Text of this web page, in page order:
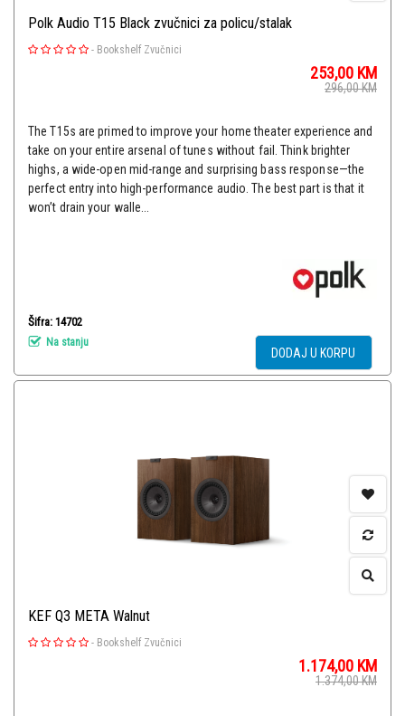
Polk Audio T15 Black zvučnici za policu/stalak
- Bookshelf Zvučnici
253,00 KM
296,00KM
The T15s are primed to improve your home theater experience and
take on your entire arsenal of tunes without fail. Think brighter
highs, a wide-open mid-range and surprising bass response—the
perfect entry into high-performance audio. The best part is that it
won’t drain your walle...
Šifra: 14702
Na stanju
DODAJ U KORPU
KEF Q3 META Walnut
- Bookshelf Zvučnici
1.174,00 KM
1.374,00KM